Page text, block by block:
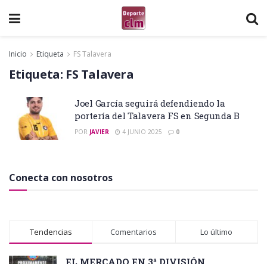
Inicio Etiqueta FS Talavera
Etiqueta: FS Talavera
Joel García seguirá defendiendo la
portería del Talavera FS en Segunda B
POR JAVIER 4 JUNIO 2025 0
Conecta con nosotros
Tendencias Comentarios Lo último
EL MERCADO EN 3ª DIVISIÓN